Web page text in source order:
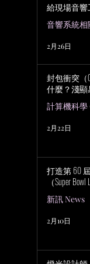
給現場音
上培訓研
音響系統相
2月26日
封包衝突（
什麼？淺
計算機科學
2月22日
打造第 60
（Super
新訊 News
2月10日